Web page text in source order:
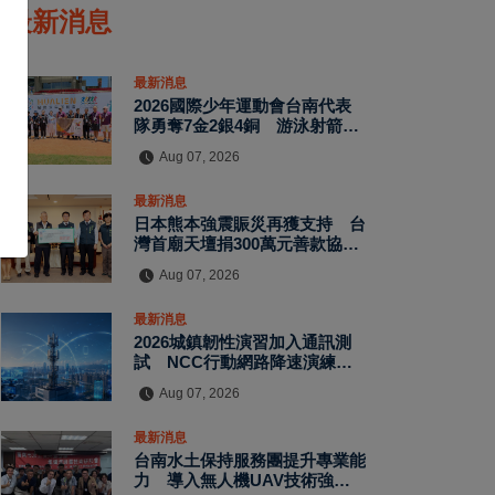
最新消息
最新消息
2026國際少年運動會台南代表
隊勇奪7金2銀4銅 游泳射箭籃
Aug 07, 2026
最新消息
日本熊本強震賑災再獲支持 台
灣首廟天壇捐300萬元善款協助
Aug 07, 2026
最新消息
2026城鎮韌性演習加入通訊測
試 NCC行動網路降速演練驗
Aug 07, 2026
最新消息
台南水土保持服務團提升專業能
力 導入無人機UAV技術強化